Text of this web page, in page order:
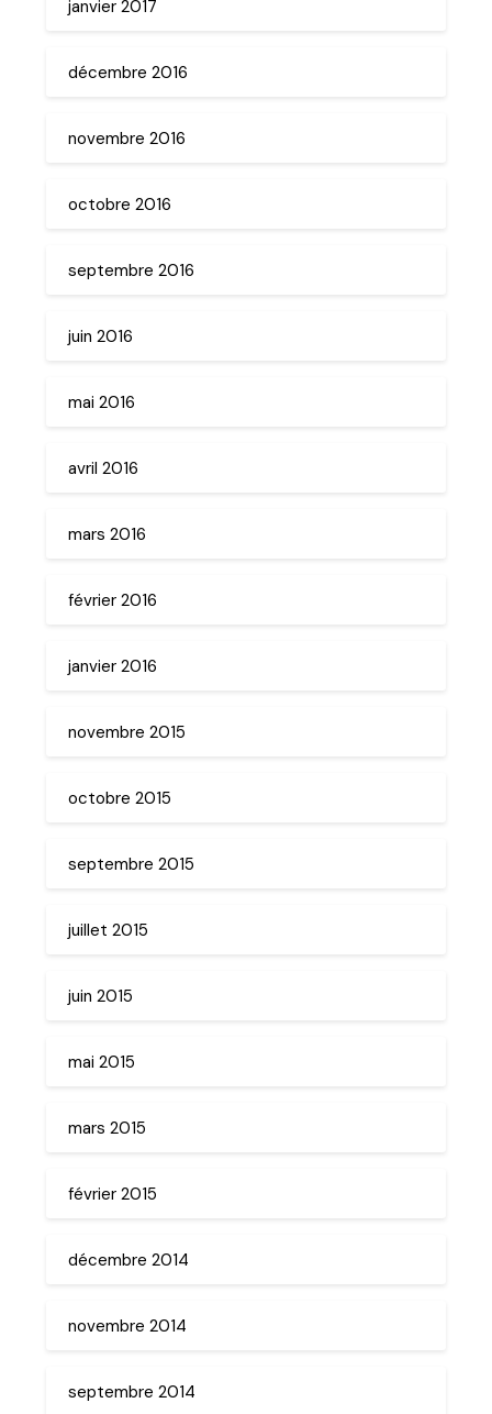
janvier 2017
décembre 2016
novembre 2016
octobre 2016
septembre 2016
juin 2016
mai 2016
avril 2016
mars 2016
février 2016
janvier 2016
novembre 2015
octobre 2015
septembre 2015
juillet 2015
juin 2015
mai 2015
mars 2015
février 2015
décembre 2014
novembre 2014
septembre 2014